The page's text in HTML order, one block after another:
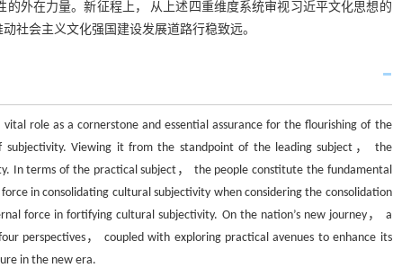
外在力量。新征程上， 从上述四重维度系统审视习近平文化思想的
社会主义文化强国建设发展道路行稳致远。
role as a cornerstone and essential assurance for the flourishing of the
subjectivity. Viewing it from the standpoint of the leading subject， the
In terms of the practical subject， the people constitute the fundamental
in consolidating cultural subjectivity when considering the consolidation
force in fortifying cultural subjectivity. On the nation’s new journey， a
perspectives， coupled with exploring practical avenues to enhance its
in the new era.